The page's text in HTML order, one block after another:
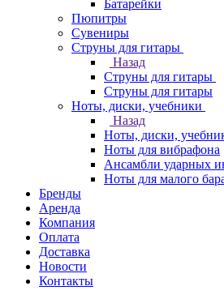
Батарейки
Пюпитры
Сувениры
Струны для гитары
Назад
Струны для гитары
Струны для гитары
Ноты, диски, учебники
Назад
Ноты, диски,
Ноты для вибрафона
Ансамбли ударных
Ноты для малого
Бренды
Аренда
Компания
Оплата
Доставка
Новости
Контакты